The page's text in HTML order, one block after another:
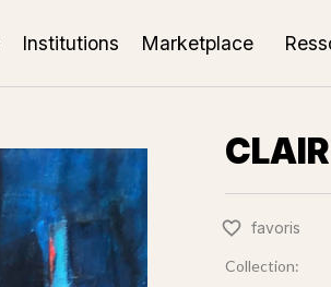
Institutions Marketplace
favoris
Collection: